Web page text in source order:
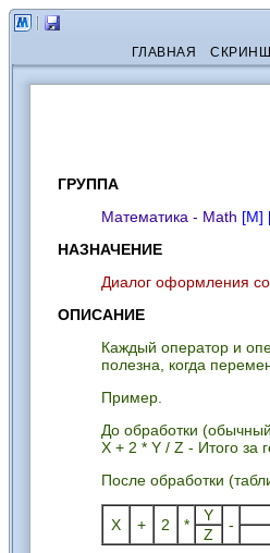
ГЛАВНАЯ
ГРУППА
Математика - Math [М]
НАЗНАЧЕНИЕ
Диалог оформления
ОПИСАНИЕ
Каждый оператор и
полезна, когда
Пример.
До обработки (обычный
X + 2 * Y / Z - Итого за
После обработки
X + 2 *
Y
-
Z